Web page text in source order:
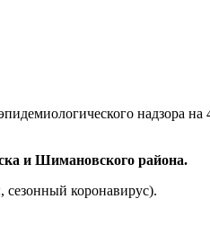
надзора на
и Шимановского района.
сезонный коронавирус).